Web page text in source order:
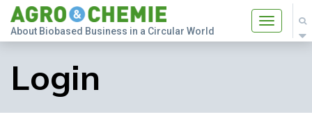
Toggle
About Biobased Business in a Circular World
Login